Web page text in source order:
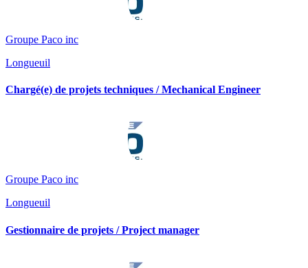
Groupe Paco inc
Longueuil
Chargé(e) de projets techniques / Mechanical Engineer
Groupe Paco inc
Longueuil
Gestionnaire de projets / Project manager